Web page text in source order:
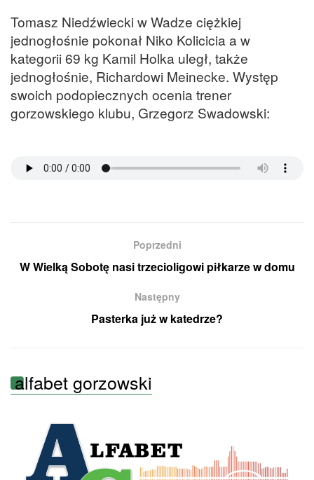
Tomasz Niedźwiecki w Wadze ciężkiej
jednogłośnie pokonał Niko Kolicicia a w
kategorii 69 kg Kamil Holka uległ, także
jednogłośnie, Richardowi Meinecke. Występ
swoich podopiecznych ocenia trener
gorzowskiego klubu, Grzegorz Swadowski:
Poprzedni
W Wielką Sobotę nasi trzecioligowi piłkarze w domu
Następny
Pasterka już w katedrze?
alfabet gorzowski